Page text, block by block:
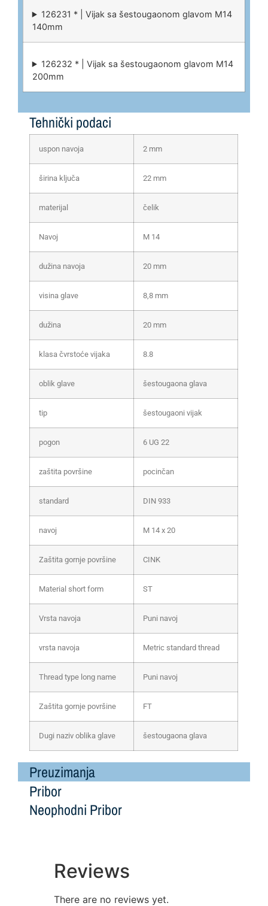
126231 * | Vijak sa šestougaonom glavom M14
140mm
126232 * | Vijak sa šestougaonom glavom M14
200mm
Tehnički podaci
uspon navoja 2 mm
širina ključa 22 mm
materijal čelik
Navoj M 14
dužina navoja 20 mm
visina glave 8,8 mm
dužina 20 mm
klasa čvrstoće vijaka 8.8
oblik glave šestougaona glava
tip šestougaoni vijak
pogon 6 UG 22
zaštita površine pocinčan
standard DIN 933
navoj M 14 x 20
Zaštita gornje površine CINK
Material short form ST
Vrsta navoja Puni navoj
vrsta navoja Metric standard thread
Thread type long name Puni navoj
Zaštita gornje površine FT
Dugi naziv oblika glave šestougaona glava
Preuzimanja
Pribor
Neophodni Pribor
Reviews
There are no reviews yet.